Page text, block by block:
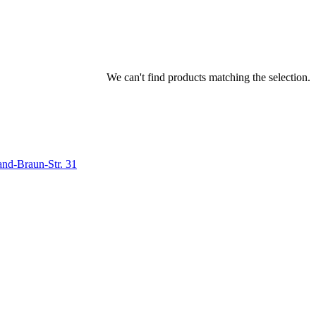
We can't find products matching the selection.
Braun-Str. 31